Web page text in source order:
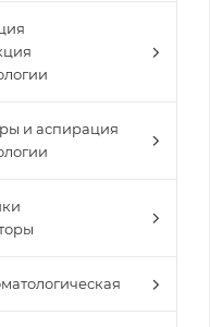
и аспирация